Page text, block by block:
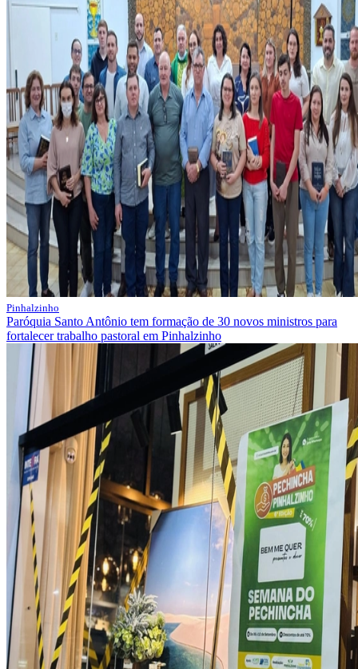
Pinhalzinho
Paróquia Santo Antônio tem formação de 30 novos ministros para
fortalecer trabalho pastoral em Pinhalzinho